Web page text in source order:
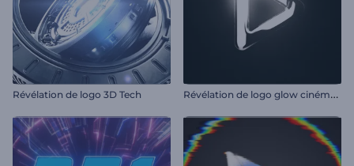
Révélation de logo 3D Tech R
évélation de logo glow cinématique